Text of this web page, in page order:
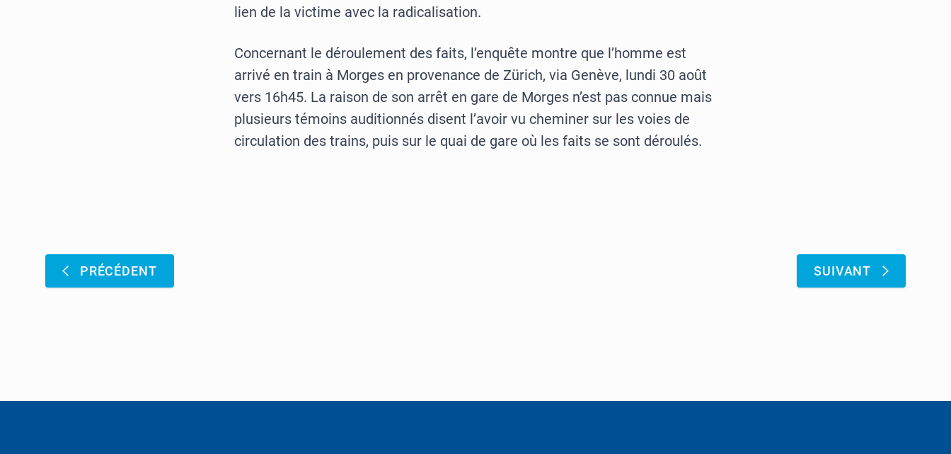
lien de la victime avec la radicalisation.
Concernant le déroulement des faits, l’enquête montre que l’homme est
arrivé en train à Morges en provenance de Zürich, via Genève, lundi 30 août
vers 16h45. La raison de son arrêt en gare de Morges n’est pas connue mais
plusieurs témoins auditionnés disent l’avoir vu cheminer sur les voies de
circulation des trains, puis sur le quai de gare où les faits se sont déroulés.
PRÉCÉDENT: SUIVANT